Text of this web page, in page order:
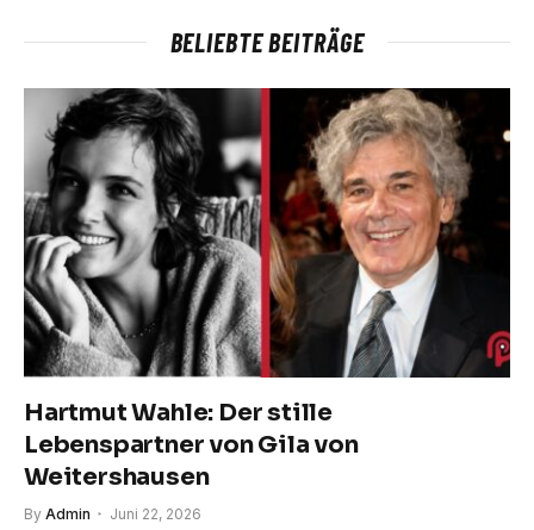
BELIEBTE BEITRÄGE
Hartmut Wahle: Der stille
Lebenspartner von Gila von
Weitershausen
By Admin Juni 22, 2026